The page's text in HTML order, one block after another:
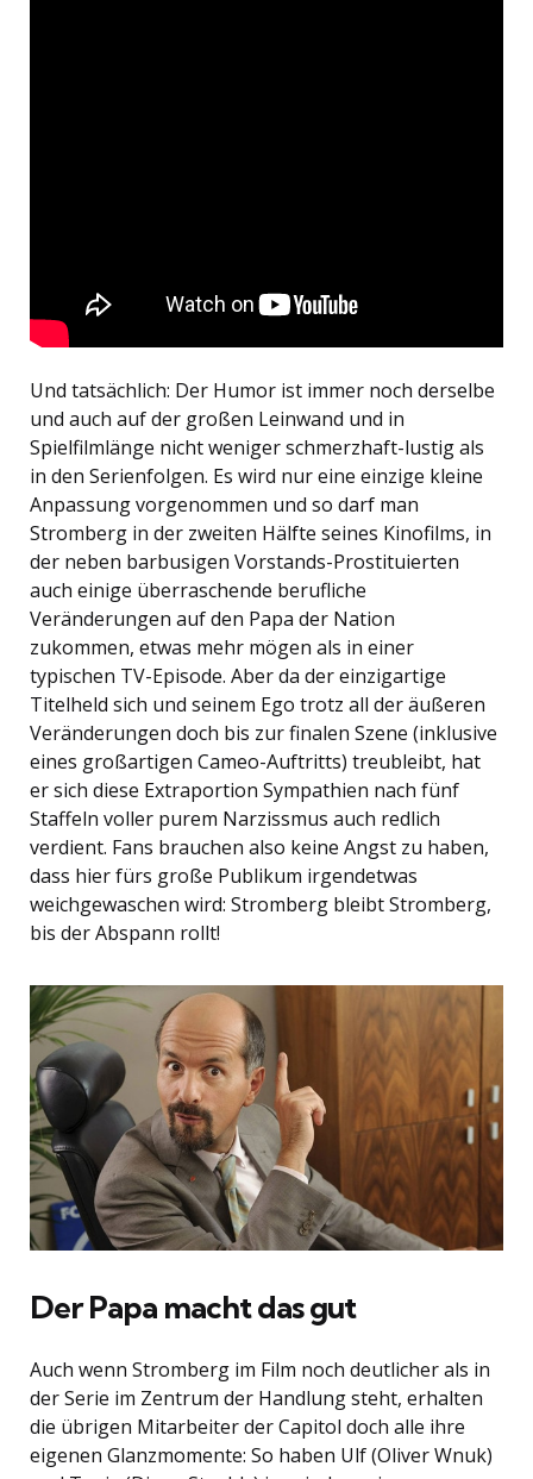
Und tatsächlich: Der Humor ist immer noch derselbe
und auch auf der großen Leinwand und in
Spielfilmlänge nicht weniger schmerzhaft-lustig als
in den Serienfolgen. Es wird nur eine einzige kleine
Anpassung vorgenommen und so darf man
Stromberg in der zweiten Hälfte seines Kinofilms, in
der neben barbusigen Vorstands-Prostituierten
auch einige überraschende berufliche
Veränderungen auf den Papa der Nation
zukommen, etwas mehr mögen als in einer
typischen TV-Episode. Aber da der einzigartige
Titelheld sich und seinem Ego trotz all der äußeren
Veränderungen doch bis zur finalen Szene (inklusive
eines großartigen Cameo-Auftritts) treubleibt, hat
er sich diese Extraportion Sympathien nach fünf
Staffeln voller purem Narzissmus auch redlich
verdient. Fans brauchen also keine Angst zu haben,
dass hier fürs große Publikum irgendetwas
weichgewaschen wird: Stromberg bleibt Stromberg,
bis der Abspann rollt!
Der Papa macht das gut
Auch wenn Stromberg im Film noch deutlicher als in
der Serie im Zentrum der Handlung steht, erhalten
die übrigen Mitarbeiter der Capitol doch alle ihre
eigenen Glanzmomente: So haben Ulf (Oliver Wnuk)